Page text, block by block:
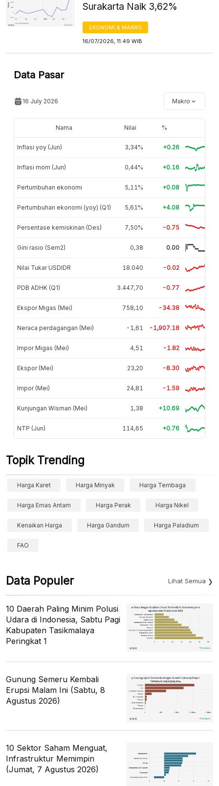
Surakarta Naik 3,62%
EKONOMI & MAKRO
16/07/2026, 11:49 WIB
Data Pasar
16 July 2026 Makro
Nama Nilai %
Inflasi yoy (Jun) 3,34% +0.26
Inflasi mom (Jun) 0,44% +0.16
Pertumbuhan ekonomi 5,11% +0.08
Pertumbuhan ekonomi (yoy) (Q1) 5,61% +4.08
Persentase kemiskinan (Des) 7,50% -0.75
Gini rasio (Sem2) 0,38 0.00
Nilai Tukar USDIDR 18.040 -0.02
PDB ADHK (Q1) 3.447,70 -0.77
Ekspor Migas (Mei) 758,10 -34.38
Neraca perdagangan (Mei) -1,61 -1,907.18
Impor Migas (Mei) 4,51 -1.82
Ekspor (Mei) 23,20 -8.30
Impor (Mei) 24,81 -1.59
Kunjungan Wisman (Mei) 1,38 +10.69
NTP (Jun) 114,65 +0.76
Topik Trending
Harga Karet Harga Minyak Harga Tembaga
Harga Emas Antam Harga Perak Harga Nikel
Kenaikan Harga Harga Gandum Harga Paladium
FAO
Data Populer Lihat Semua
10 Daerah Paling Minim Polusi
Udara di Indonesia, Sabtu Pagi
Kabupaten Tasikmalaya
Peringkat 1
Gunung Semeru Kembali
Erupsi Malam Ini (Sabtu, 8
Agustus 2026)
10 Sektor Saham Menguat,
Infrastruktur Memimpin
(Jumat, 7 Agustus 2026)